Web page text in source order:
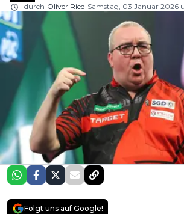
durch Oliver Ried Samstag, 03 Januar 2026
Folgt uns auf Google!